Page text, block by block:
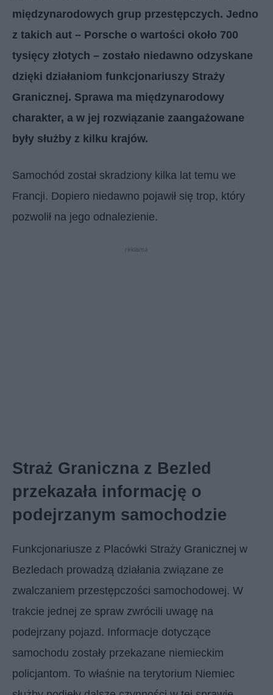
międzynarodowych grup przestępczych. Jedno
z takich aut – Porsche o wartości około 700
tysięcy złotych – zostało niedawno odzyskane
dzięki działaniom funkcjonariuszy Straży
Granicznej. Sprawa ma międzynarodowy
charakter, a w jej rozwiązanie zaangażowane
były służby z kilku krajów.
Samochód został skradziony kilka lat temu we
Francji. Dopiero niedawno pojawił się trop, który
pozwolił na jego odnalezienie.
reklama
Straż Graniczna z Bezled
przekazała informację o
podejrzanym samochodzie
Funkcjonariusze z Placówki Straży Granicznej w
Bezledach prowadzą działania związane ze
zwalczaniem przestępczości samochodowej. W
trakcie jednej ze spraw zwrócili uwagę na
podejrzany pojazd. Informacje dotyczące
samochodu zostały przekazane niemieckim
policjantom. To właśnie na terytorium Niemiec